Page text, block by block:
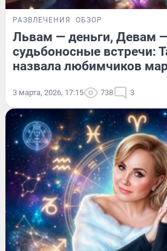
РАЗВЛЕЧЕНИЯ ОБЗОР
Львам — деньги, Девам
судьбоносные встречи:
назвала любимчиков
3 марта, 2026, 17:15 738 3